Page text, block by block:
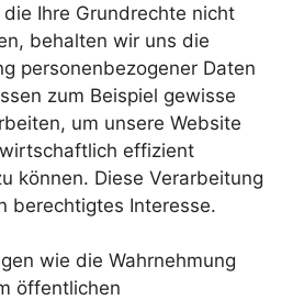
Ihre Grundrechte nicht
behalten wir uns die
personenbezogener Daten
zum Beispiel gewisse
um unsere Website
effizient
können. Diese Verarbeitung
berechtigtes Interesse.
wie die Wahrnehmung
öffentlichen